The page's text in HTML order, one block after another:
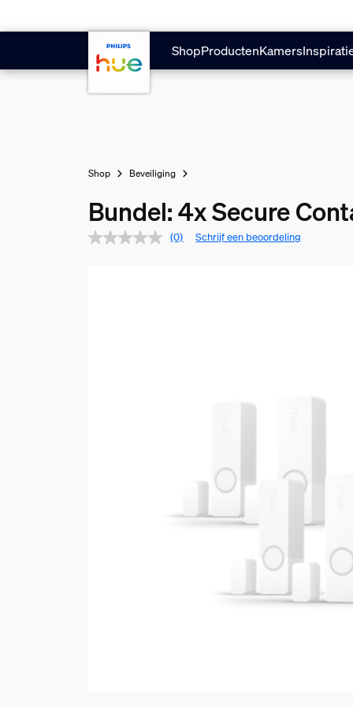
ShopProductenKamers
Shop Beveiliging
Bundel: 4x Secure
(0) Schrijf een beoordeling